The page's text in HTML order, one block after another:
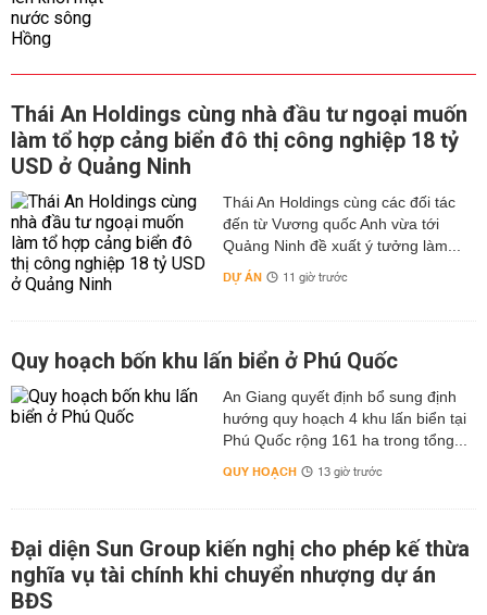
Thái An Holdings cùng nhà đầu tư ngoại muốn
làm tổ hợp cảng biển đô thị công nghiệp 18 tỷ
USD ở Quảng Ninh
Thái An Holdings cùng các đối tác
đến từ Vương quốc Anh vừa tới
Quảng Ninh đề xuất ý tưởng làm...
DỰ ÁN 11 giờ trước
Quy hoạch bốn khu lấn biển ở Phú Quốc
An Giang quyết định bổ sung định
hướng quy hoạch 4 khu lấn biển tại
Phú Quốc rộng 161 ha trong tổng...
QUY HOẠCH 13 giờ trước
Đại diện Sun Group kiến nghị cho phép kế thừa
nghĩa vụ tài chính khi chuyển nhượng dự án
BĐS